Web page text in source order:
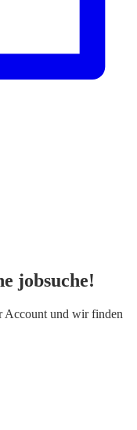
jobsuche!
Account und wir finden